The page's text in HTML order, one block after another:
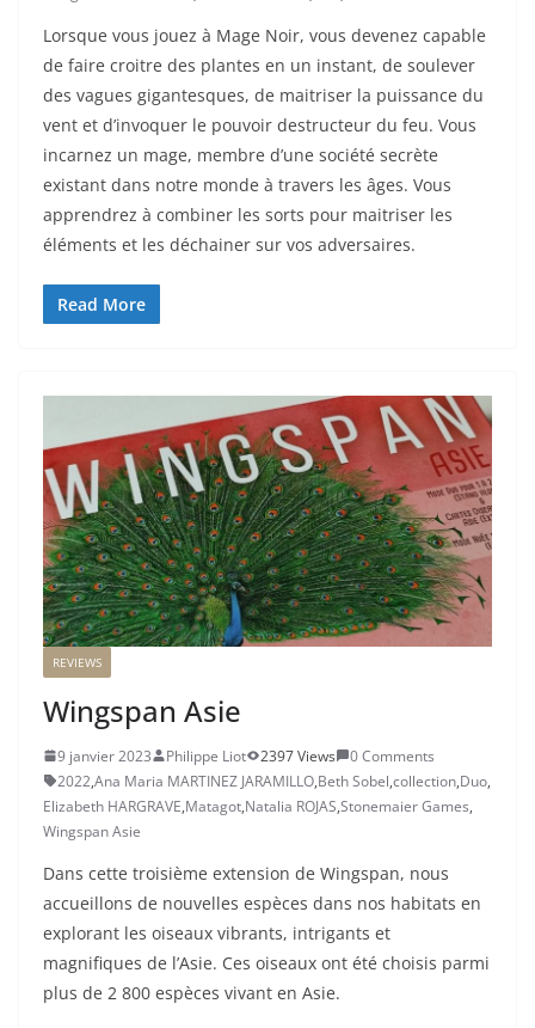
Lorsque vous jouez à Mage Noir, vous devenez capable
de faire croitre des plantes en un instant, de soulever
des vagues gigantesques, de maitriser la puissance du
vent et d’invoquer le pouvoir destructeur du feu. Vous
incarnez un mage, membre d’une société secrète
existant dans notre monde à travers les âges. Vous
apprendrez à combiner les sorts pour maitriser les
éléments et les déchainer sur vos adversaires.
Read More
REVIEWS
Wingspan Asie
9 janvier 2023 Philippe Liot 2397 Views
0 Comments
2022,Ana Maria MARTINEZ JARAMILLO,Beth Sobel,collection,Duo,
Elizabeth HARGRAVE,Matagot,Natalia ROJAS,Stonemaier Games,
Wingspan Asie
Dans cette troisième extension de Wingspan, nous
accueillons de nouvelles espèces dans nos habitats en
explorant les oiseaux vibrants, intrigants et
magnifiques de l’Asie. Ces oiseaux ont été choisis parmi
plus de 2 800 espèces vivant en Asie.